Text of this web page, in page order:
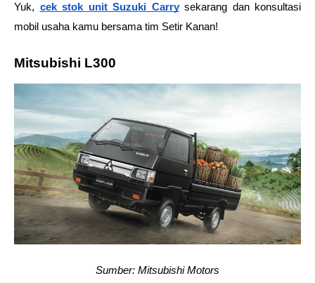
Yuk, cek stok unit Suzuki Carry sekarang dan konsultasi
mobil usaha kamu bersama tim Setir Kanan!
Mitsubishi L300
Sumber: Mitsubishi Motors